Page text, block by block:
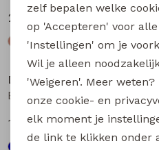
24,99
D-zine
Bailee W20080 meisjes sweatshirt Wijnrood
19,99
zelf bepalen welke
op 'Accepteren' voor
'Instellingen' om je
Wil je alleen
'Weigeren'. Meer weten?
onze cookie- en
elk moment je
de link te klikken onder